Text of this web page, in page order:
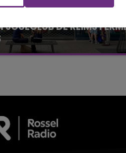
JOUÉCLUB DE REIMS
institutions du centre-ville
POP